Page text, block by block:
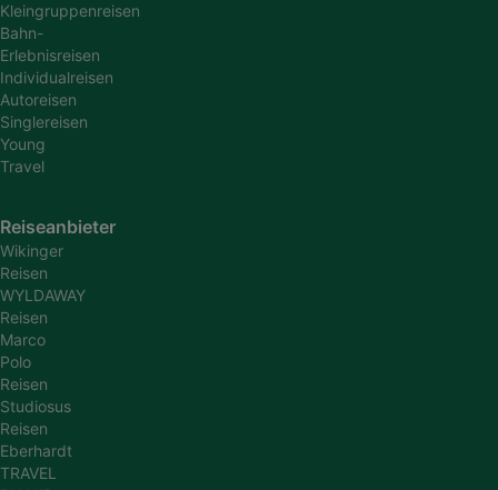
Kleingruppenreisen
Bahn-
Erlebnisreisen
Individualreisen
Autoreisen
Singlereisen
Young
Travel
Reiseanbieter
Wikinger
Reisen
WYLDAWAY
Reisen
Marco
Polo
Reisen
Studiosus
Reisen
Eberhardt
TRAVEL